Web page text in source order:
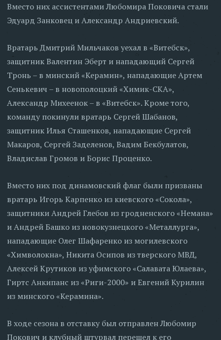
Вместо них ассистентами Любомира Поковича стали
Эдуард Занковец и Александр Андриевский.
Вратарь Дмитрий Мильчаков уехал в «Витебск»,
защитник Валентин Эберт и нападающий Сергей
Тронь – в минский «Керамин», нападающие Артем
Сенькевич – в новополоцкий «Химик-СКА»,
Александр Михеенок – в «Витебск». Кроме того,
команду покинули вратарь Сергей Шабанов,
защитник Илья Сташенков, нападающие Сергей
Макаров, Сергей Заделенов, Вадим Бекбулатов,
Владислав Громов и Борис Проценко.
Вместо них под динамовский флаг были призваны
вратарь Игорь Карпенко из киевского «Сокола»,
защитники Андрей Глебов из гродненского «Немана»
и Андрей Башко из новокузнецкого «Металлурга»,
нападающие Олег Шафаренко из могилевского
«Химволокна», Никита Осипов из тверского МВД,
Алексей Крутиков из уфимского «Салавата Юлаева»,
Гиртс Анкипанс из «Риги-2000» и Евгений Курилин
из минского «Керамина».
В ходе сезона в отставку был отправлен Любомир
Покович и клубный штурвал перешел к его